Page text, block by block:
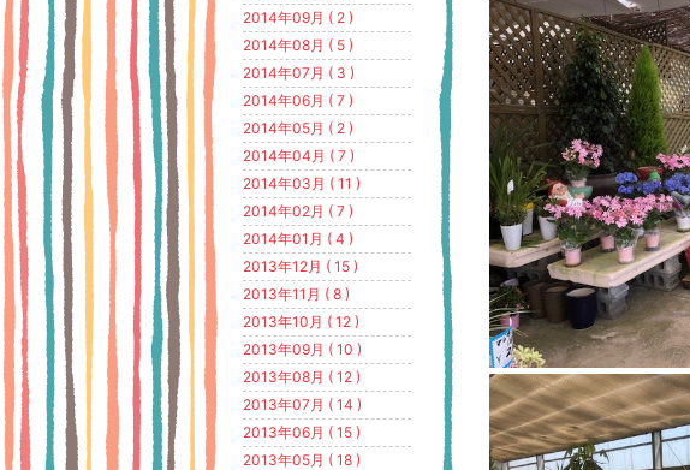
2014年09月 ( 2 )
2014年08月 ( 5 )
2014年07月 ( 3 )
2014年06月 ( 7 )
2014年05月 ( 2 )
2014年04月 ( 7 )
2014年03月 ( 11 )
2014年02月 ( 7 )
2014年01月 ( 4 )
2013年12月 ( 15 )
2013年11月 ( 8 )
2013年10月 ( 12 )
2013年09月 ( 10 )
2013年08月 ( 12 )
2013年07月 ( 14 )
2013年06月 ( 15 )
2013年05月 ( 18 )